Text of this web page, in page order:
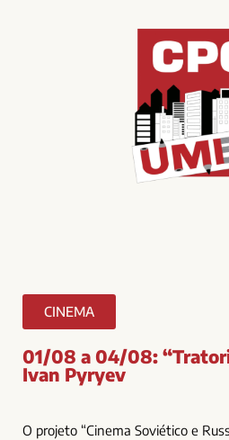
CINEMA
01/08 a 04/08:
Ivan Pyryev
O projeto “Cinema Soviético e